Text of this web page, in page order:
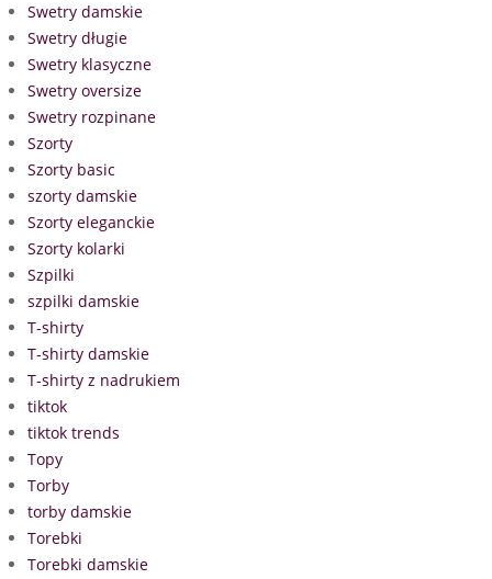
Swetry damskie
Swetry długie
Swetry klasyczne
Swetry oversize
Swetry rozpinane
Szorty
Szorty basic
szorty damskie
Szorty eleganckie
Szorty kolarki
Szpilki
szpilki damskie
T-shirty
T-shirty damskie
T-shirty z nadrukiem
tiktok
tiktok trends
Topy
Torby
torby damskie
Torebki
Torebki damskie